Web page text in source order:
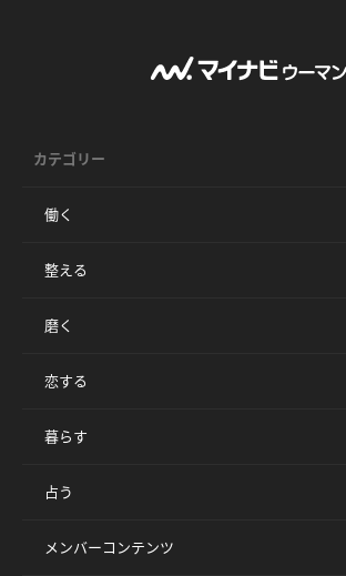
カテゴリー
働く
整える
磨く
恋する
暮らす
占う
メンバーコンテンツ